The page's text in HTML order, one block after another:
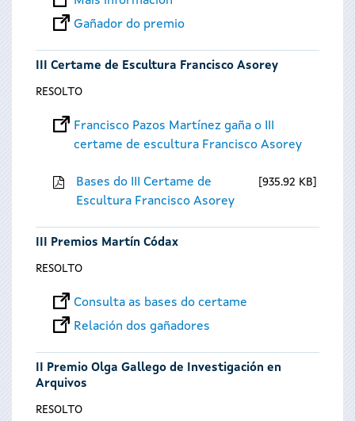
Gañador do premio
III Certame de Escultura Francisco Asorey
RESOLTO
Francisco Pazos Martínez gaña o III
certame de escultura Francisco Asorey
Bases do III Certame de
Escultura Francisco Asorey
935.92 KB
III Premios Martín Códax
RESOLTO
Consulta as bases do certame
Relación dos gañadores
II Premio Olga Gallego de Investigación en
Arquivos
RESOLTO